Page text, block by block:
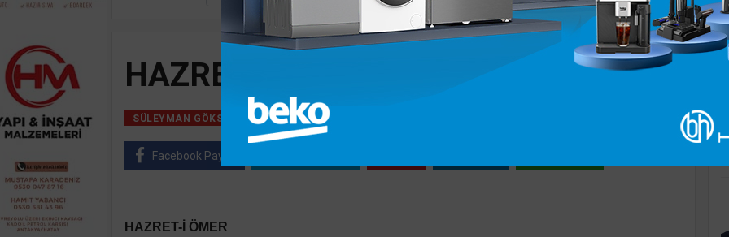
HAZRET-İ ÖMER
SÜLEYMAN GÖKSU 23 Ekim, 2024, Çarşamba 08:50
Facebook Paylaş
HAZRET-İ ÖMER